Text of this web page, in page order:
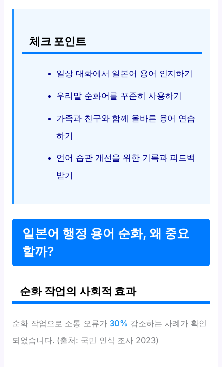
체크 포인트
일상 대화에서 일본어 용어 인지하기
우리말 순화어를 꾸준히 사용하기
가족과 친구와 함께 올바른 용어 연습
하기
언어 습관 개선을 위한 기록과 피드백
받기
일본어 행정 용어 순화, 왜 중요
할까?
순화 작업의 사회적 효과
순화 작업으로 소통 오류가 30% 감소하는 사례가 확인
되었습니다. (출처: 국민 인식 조사 2023)